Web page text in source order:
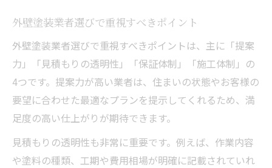
外壁塗装業者選びで重視すべきポイント
外壁塗装業者選びで重視すべきポイントは、主に「提案
力」「見積もりの透明性」「保証体制」「施工体制」の
4つです。提案力が高い業者は、住まいの状態やお客様の
要望に合わせた最適なプランを提示してくれるため、満
足度の高い仕上がりが期待できます。
見積もりの透明性も非常に重要です。例えば、作業内容
や塗料の種類、工期や費用相場が明確に記載されていれ